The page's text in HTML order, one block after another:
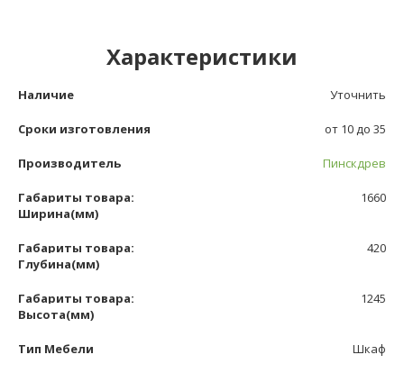
Характеристики
Наличие Уточнить
Сроки изготовления от 10 до 35
Производитель Пинскдрев
Габариты товара:
Ширина(мм)
1660
Габариты товара:
Глубина(мм)
420
Габариты товара:
Высота(мм)
1245
Тип Мебели Шкаф